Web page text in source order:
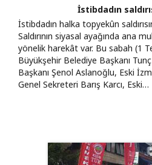
İstibdadın
İstibdadın halka topyekûn
Saldırının siyasal ayağında ana
yönelik harekât var. Bu sabah (1
Büyükşehir Belediye Başkanı
Başkanı Şenol Aslanoğlu, Eski
Genel Sekreteri Barış Karcı, Eski…